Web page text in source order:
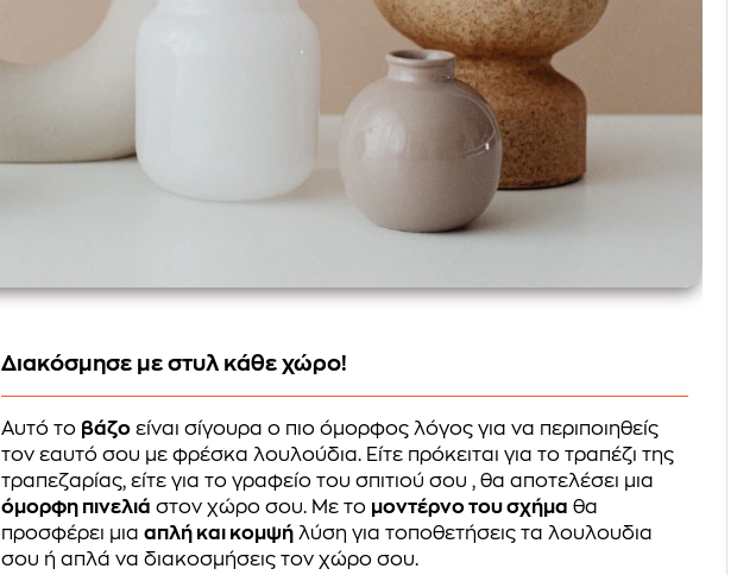
Διακόσμησε με στυλ κάθε χώρο!
Αυτό το βάζο είναι σίγουρα ο πιο όμορφος λόγος για να περιποιηθείς
τον εαυτό σου με φρέσκα λουλούδια. Είτε πρόκειται για το τραπέζι της
τραπεζαρίας, είτε για το γραφείο του σπιτιού σου , θα αποτελέσει μια
όμορφη πινελιά στον χώρο σου. Με το μοντέρνο του σχήμα θα
προσφέρει μιααπλή και κομψή λύση για τοποθετήσεις τα λουλουδια
σου ή απλά να διακοσμήσεις τον χώρο σου.